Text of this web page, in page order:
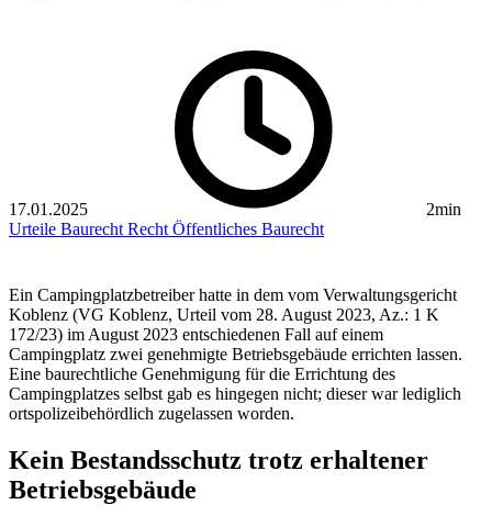
17.01.2025
2min
Urteile Baurecht Recht Öffentliches Baurecht
Ein Campingplatzbetreiber hatte in dem vom Verwaltungsgericht
Koblenz (VG Koblenz, Urteil vom 28. August 2023, Az.: 1 K
172/23) im August 2023 entschiedenen Fall auf einem
Campingplatz zwei genehmigte Betriebsgebäude errichten lassen.
Eine baurechtliche Genehmigung für die Errichtung des
Campingplatzes selbst gab es hingegen nicht; dieser war lediglich
ortspolizeibehördlich zugelassen worden.
Kein Bestandsschutz trotz erhaltener
Betriebsgebäude